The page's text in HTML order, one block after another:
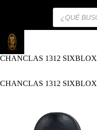
Búsqueda
CHANCLAS 1312 SIXBLOX
CHANCLAS 1312 SIXBLOX